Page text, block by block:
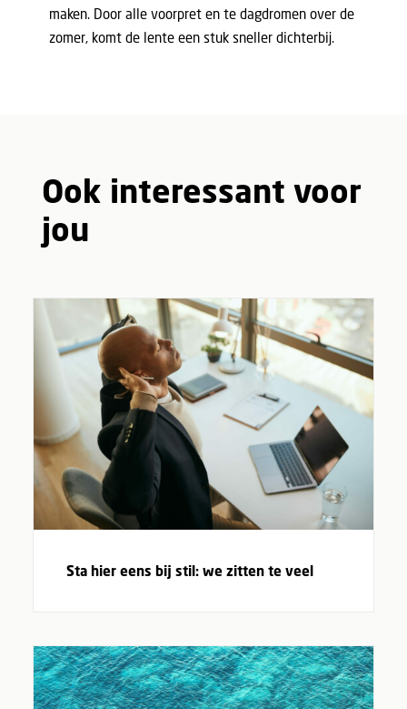
maken. Door alle voorpret en te dagdromen over de
zomer, komt de lente een stuk sneller dichterbij.
Ook interessant voor
jou
Sta hier eens bij stil: we zitten te veel